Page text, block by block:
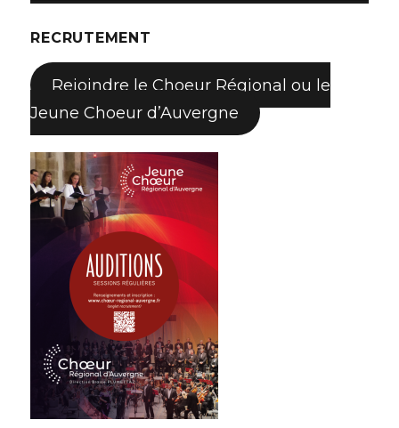
RECRUTEMENT
Rejoindre le Choeur Régional ou le
Jeune Choeur d’Auvergne